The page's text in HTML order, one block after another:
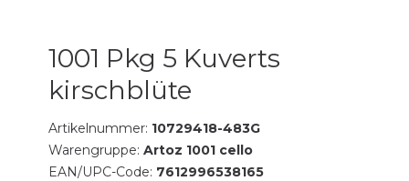
1001 Pkg 5 Kuverts
kirschblüte
Artikelnummer: 10729418-483G
Warengruppe:Artoz 1001 cello
EAN/UPC-Code: 7612996538165